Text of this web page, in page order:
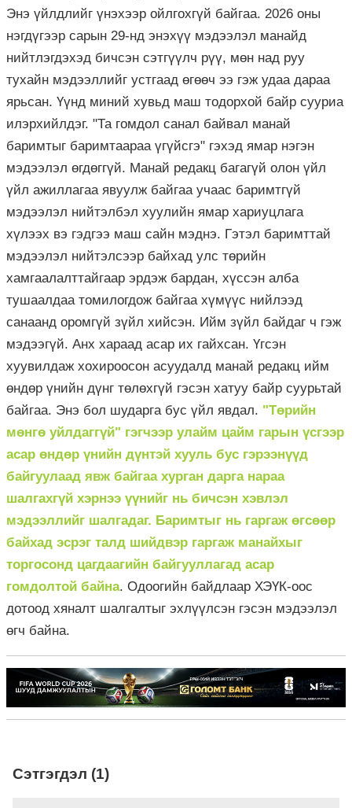
Энэ үйлдлийг үнэхээр ойлгохгүй байгаа. 2026 оны
нэгдүгээр сарын 29-нд энэхүү мэдээлэл манайд
нийтлэгдэхэд бичсэн сэтгүүлч рүү, мөн над руу
тухайн мэдээллийг устгаад өгөөч ээ гэж удаа дараа
ярьсан. Үүнд миний хувьд маш тодорхой байр сууриа
илэрхийлдэг. "Та гомдол санал байвал манай
баримтыг баримтаараа үгүйсгэ" гэхэд ямар нэгэн
мэдээлэл өгдөггүй. Манай редакц багагүй олон үйл
үйл ажиллагаа явуулж байгаа учаас баримтгүй
мэдээлэл нийтэлбэл хуулийн ямар хариуцлага
хүлээх вэ гэдгээ маш сайн мэднэ. Гэтэл баримттай
мэдээлэл нийтэлсээр байхад улс төрийн
хамгаалалттайгаар эрдэж бардан, хүссэн алба
тушаалдаа томилогдож байгаа хүмүүс нийлээд
санаанд оромгүй зүйл хийсэн. Ийм зүйл байдаг ч гэж
мэдээгүй. Анх хараад асар их гайхсан. Үгсэн
хуувилдаж хохироосон асуудалд манай редакц ийм
өндөр үнийн дүнг төлөхгүй гэсэн хатуу байр суурьтай
байгаа. Энэ бол шударга бус үйл явдал. "Төрийн
мөнгө уйлдаггүй" гэгчээр улайм цайм гарын үсгээр
асар өндөр үнийн дүнтэй хууль бус гэрээнүүд
байгуулаад явж байгаа хурган дарга нараа
шалгахгүй хэрнээ үүнийг нь бичсэн хэвлэл
мэдээллийг шалгадаг. Баримтыг нь гаргаж өгсөөр
байхад эсрэг талд шийдвэр гаргаж манайхыг
торгосонд цагдаагийн байгууллагад асар
гомдолтой байна. Одоогийн байдлаар ХЭҮК-оос
дотоод хяналт шалгалтыг эхлүүлсэн гэсэн мэдээлэл
өгч байна.
Сэтгэгдэл (1)